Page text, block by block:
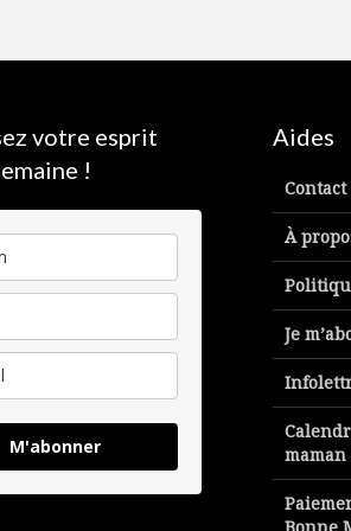
votre esprit
!
M'abonner
Aides
Contact
À
Je
maman